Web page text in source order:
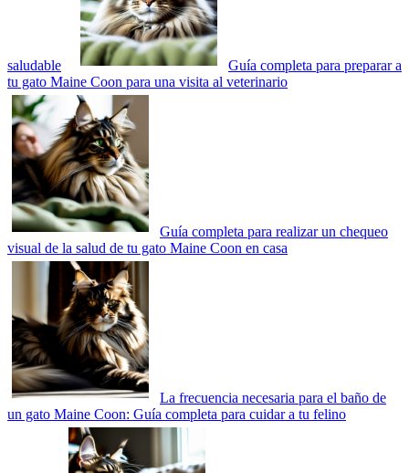
saludable
Guía completa para preparar a
tu gato Maine Coon para una visita al veterinario
Guía completa para realizar un chequeo
visual de la salud de tu gato Maine Coon en casa
La frecuencia necesaria para el baño de
un gato Maine Coon: Guía completa para cuidar a tu felino